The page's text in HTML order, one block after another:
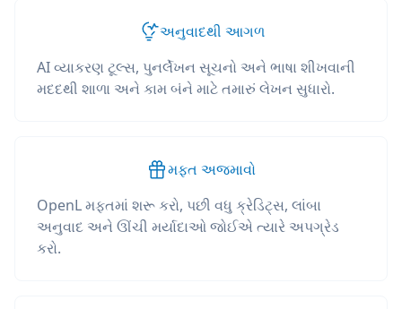
અનુવાદથી આગળ
AI વ્યાકરણ ટૂલ્સ, પુનર્લેખન સૂચનો અને ભાષા શીખવાની
મદદથી શાળા અને કામ બંને માટે તમારું લેખન સુધારો.
મફત અજમાવો
OpenL મફતમાં શરૂ કરો, પછી વધુ ક્રેડિટ્સ, લાંબા
અનુવાદ અને ઊંચી મર્યાદાઓ જોઈએ ત્યારે અપગ્રેડ
કરો.